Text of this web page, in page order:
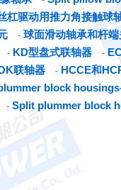
杠驱动用推力角接触球
- 球面滑动轴承和杆
- KD型盘式联轴器 -
联轴器 - HCCE和
block
- Split plummer block